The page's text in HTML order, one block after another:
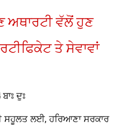
ਅਥਾਰਟੀ ਵੱਲੋਂ ਹੁਣ
ਤੇ ਸੇਵਾਵਾਂ
ਦੁਃ
ਸਹੂਲਤ ਲਈ, ਹਰਿਆਣਾ ਸਰਕਾਰ